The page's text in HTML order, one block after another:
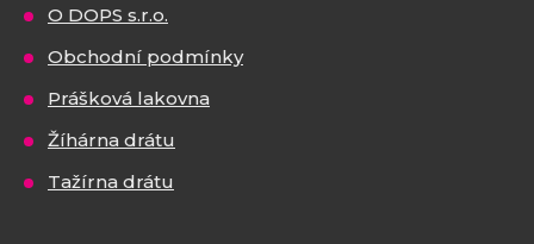
O DOPS s.r.o.
Obchodní podmínky
Prášková lakovna
Žíhárna drátu
Tažírna drátu